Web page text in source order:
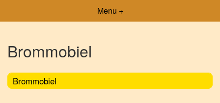
Menu +
Brommobiel
Brommobiel